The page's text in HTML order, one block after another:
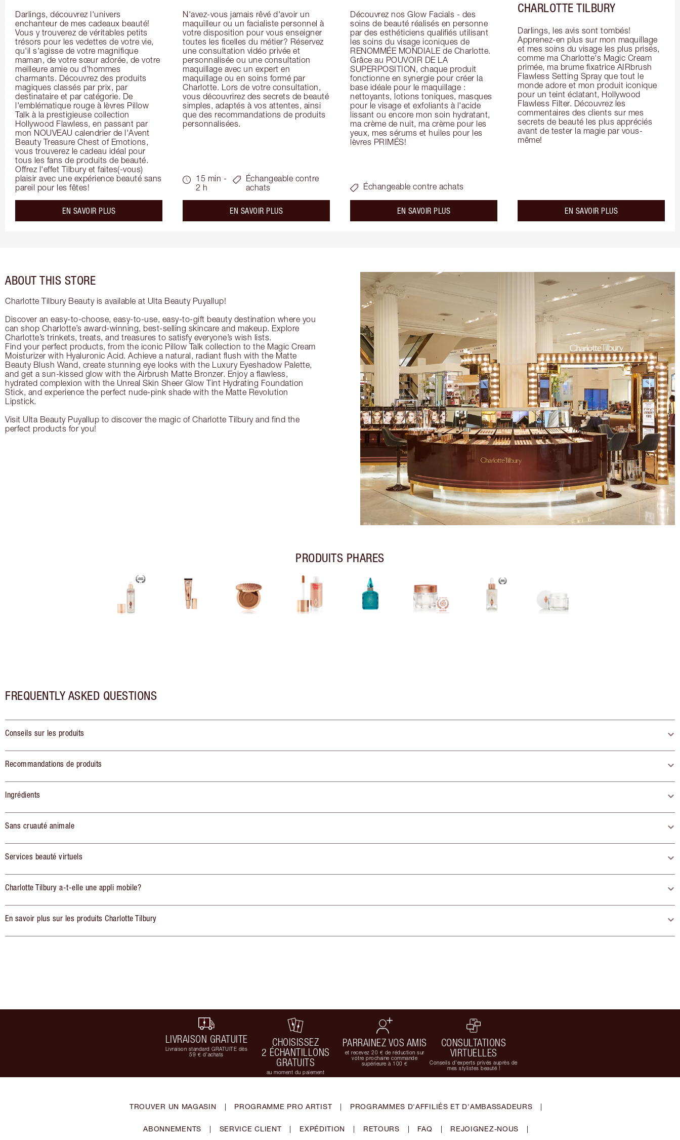
Darlings, découvrez l'univers
enchanteur de mes cadeaux beauté!
Vous y trouverez de véritables petits
trésors pour les vedettes de votre vie,
qu'il s'agisse de votre magnifique
maman, de votre sœur adorée, de votre
meilleure amie ou d'hommes
charmants. Découvrez des produits
magiques classés par prix, par
destinataire et par catégorie. De
l'emblématique rouge à lèvres Pillow
Talk à la prestigieuse collection
Hollywood Flawless, en passant par
mon NOUVEAU calendrier de l'Avent
Beauty Treasure Chest of Emotions,
vous trouverez le cadeau idéal pour
tous les fans de produits de beauté.
Offrez l'effet Tilbury et faites(-vous)
plaisir avec une expérience beauté sans
pareil pour les fêtes!
EN SAVOIR PLUSabout the
N'avez-vous jamais rêvé d'avoir un
maquilleur ou un facialiste personnel à
votre disposition pour vous enseigner
toutes les ficelles du métier? Réservez
une consultation vidéo privée et
personnalisée ou une consultation
maquillage avec un expert en
maquillage ou en soins formé par
Charlotte. Lors de votre consultation,
vous découvrirez des secrets de beauté
simples, adaptés à vos attentes, ainsi
que des recommandations de produits
personnalisées.
15 min -
2 h
Échangeable contre
achats
EN SAVOIR PLUSabout the
Découvrez nos Glow Facials - des
soins de beauté réalisés en personne
par des esthéticiens qualifiés utilisant
les soins du visage iconiques de
RENOMMÉE MONDIALE de Charlotte.
Grâce au POUVOIR DE LA
SUPERPOSITION, chaque produit
fonctionne en synergie pour créer la
base idéale pour le maquillage :
nettoyants, lotions toniques, masques
pour le visage et exfoliants à l'acide
lissant ou encore mon soin hydratant,
ma crème de nuit, ma crème pour les
yeux, mes sérums et huiles pour les
lèvres PRIMÉS!
Échangeable contre achats
EN SAVOIR PLUSabout the
CHARLOTTE TILBURY
Darlings, les avis sont tombés!
Apprenez-en plus sur mon maquillage
et mes soins du visage les plus prisés,
comme ma Charlotte's Magic Cream
primée, ma brume fixatrice AIRbrush
Flawless Setting Spray que tout le
monde adore et mon produit iconique
pour un teint éclatant, Hollywood
Flawless Filter. Découvrez les
commentaires des clients sur mes
secrets de beauté les plus appréciés
avant de tester la magie par vous-
même!
EN SAVOIR PLUSabout the
ABOUT THIS STORE
Charlotte Tilbury Beauty is available at Ulta Beauty Puyallup!
Discover an easy-to-choose, easy-to-use, easy-to-gift beauty destination where you
can shop Charlotte’s award-winning, best-selling skincare and makeup. Explore
Charlotte’s trinkets, treats, and treasures to satisfy everyone’s wish lists.
Find your perfect products, from the iconic Pillow Talk collection to the Magic Cream
Moisturizer with Hyaluronic Acid. Achieve a natural, radiant flush with the Matte
Beauty Blush Wand, create stunning eye looks with the Luxury Eyeshadow Palette,
and get a sun-kissed glow with the Airbrush Matte Bronzer. Enjoy a flawless,
hydrated complexion with the Unreal Skin Sheer Glow Tint Hydrating Foundation
Stick, and experience the perfect nude-pink shade with the Matte Revolution
Lipstick.
Visit Ulta Beauty Puyallup to discover the magic of Charlotte Tilbury and find the
perfect products for you!
PRODUITS PHARES
FREQUENTLY ASKED QUESTIONS
Conseils sur les produits
Recommandations de produits
Ingrédients
Sans cruauté animale
Services beauté virtuels
Charlotte Tilbury a-t-elle une appli mobile?
En savoir plus sur les produits Charlotte Tilbury
LIVRAISON GRATUITE
Livraison standard GRATUITE dès
59 € d'achats
CHOISISSEZ
2 ÉCHANTILLONS
GRATUITS
au moment du paiement
PARRAINEZ VOS AMIS
et recevez 20 € de réduction sur
votre prochaine commande
supérieure à 100 €
CONSULTATIONS
VIRTUELLES
Conseils d'experts privés auprès de
mes stylistes beauté !
TROUVER UN MAGASIN | PROGRAMME PRO ARTIST | PROGRAMMES D'AFFILIÉS ET D'AMBASSADEURS |
ABONNEMENTS | SERVICE CLIENT | EXPÉDITION | RETOURS | FAQ | REJOIGNEZ-NOUS |